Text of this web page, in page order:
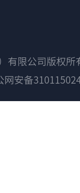
有限公司版权
网安备